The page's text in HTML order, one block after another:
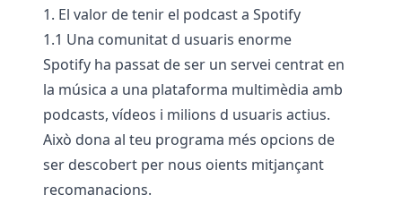
1. El valor de tenir el podcast a Spotify
1.1 Una comunitat d usuaris enorme
Spotify ha passat de ser un servei centrat en
la música a una plataforma multimèdia amb
podcasts, vídeos i milions d usuaris actius.
Això dona al teu programa més opcions de
ser descobert per nous oients mitjançant
recomanacions.